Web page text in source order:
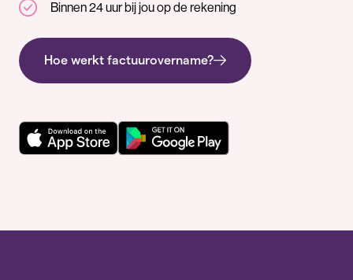
Binnen 24 uur bij jou op de rekening
Hoe werkt factuurovername?